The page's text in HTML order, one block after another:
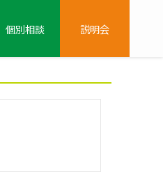
個別相談
説明会